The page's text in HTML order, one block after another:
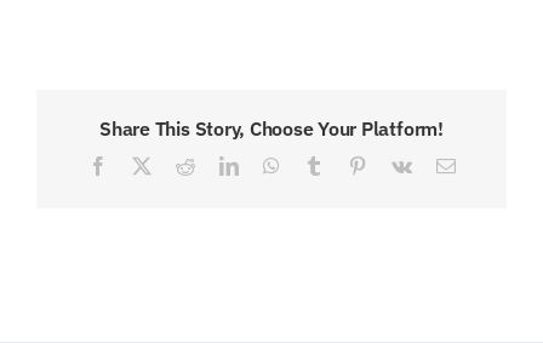
Share This Story, Choose Your Platform!
Facebook RedditLinkedInWhatsApp
Tumblr Pinterest
Vk
Correo